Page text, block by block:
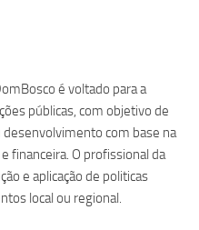
é voltado para a
públicas, com objetivo de
com base na
financeira. O profissional da
e aplicação de politicas
local ou regional.